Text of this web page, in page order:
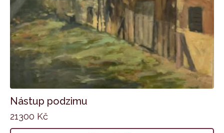
Nástup podzimu
21300 Kč